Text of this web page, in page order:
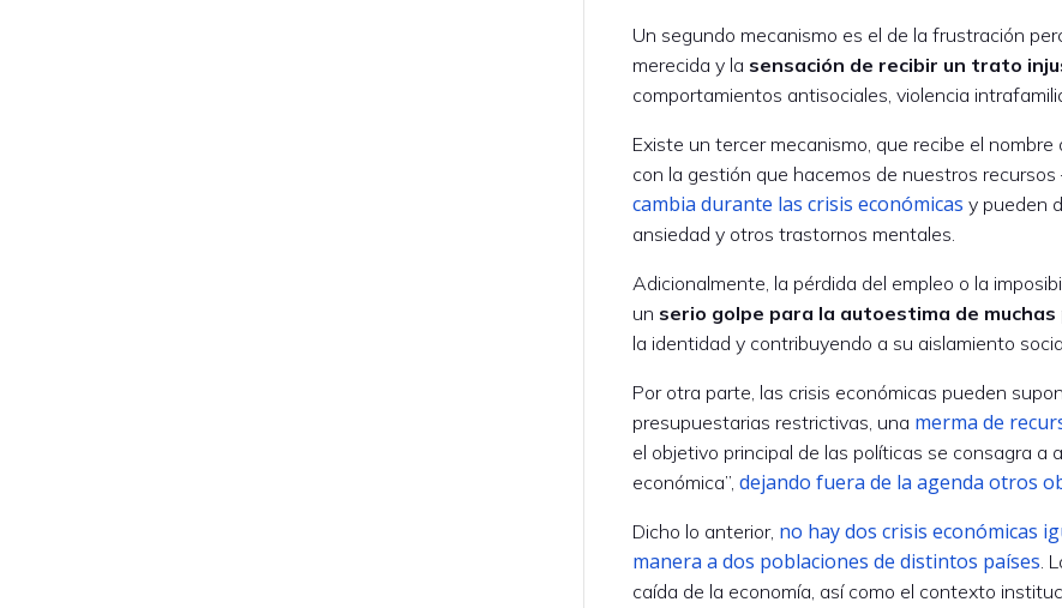
Un segundo mecanismo es el de la frustración
merecida y la sensación de recibir un trato
comportamientos antisociales, violencia
Existe un tercer mecanismo, que recibe el nombre
con la gestión que hacemos de nuestros
cambia durante las crisis económicas y pueden
ansiedad y otros trastornos mentales.
Adicionalmente, la pérdida del empleo o la
un serio golpe para la autoestima de muchas
la identidad y contribuyendo a su aislamiento
Por otra parte, las crisis económicas pueden
presupuestarias restrictivas, una merma de
el objetivo principal de las políticas se consagra a
económica”,dejando fuera de la agenda otros
Dicho lo anterior, no hay dos crisis económicas
manera a dos poblaciones de distintos países.
caída de la economía, así como el contexto